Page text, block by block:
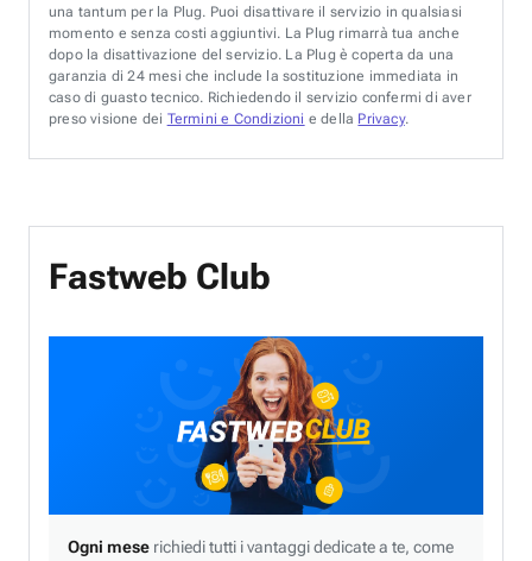
una tantum per la Plug. Puoi disattivare il servizio in qualsiasi
momento e senza costi aggiuntivi. La Plug rimarrà tua anche
dopo la disattivazione del servizio. La Plug è coperta da una
garanzia di 24 mesi che include la sostituzione immediata in
caso di guasto tecnico. Richiedendo il servizio confermi di aver
preso visione dei Termini e Condizioni e della Privacy.
Fastweb Club
Ogni mese richiedi tutti i vantaggi dedicate a te, come